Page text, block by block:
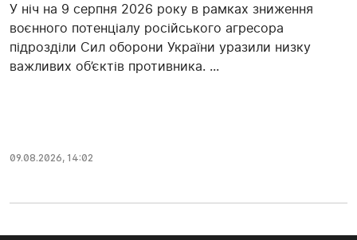
У ніч на 9 серпня 2026 року в рамках зниження
воєнного потенціалу російського агресора
підрозділи Сил оборони України уразили низку
важливих об’єктів противника. ...
09.08.2026, 14:02